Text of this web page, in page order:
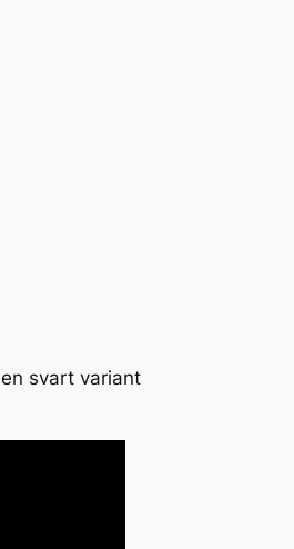
svart variant